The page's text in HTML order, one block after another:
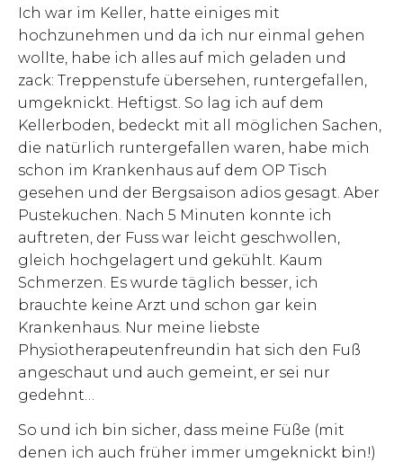
Ich war im Keller, hatte einiges mit
hochzunehmen und da ich nur einmal gehen
wollte, habe ich alles auf mich geladen und
zack: Treppenstufe übersehen, runtergefallen,
umgeknickt. Heftigst. So lag ich auf dem
Kellerboden, bedeckt mit all möglichen Sachen,
die natürlich runtergefallen waren, habe mich
schon im Krankenhaus auf dem OP Tisch
gesehen und der Bergsaison adios gesagt. Aber
Pustekuchen. Nach 5 Minuten konnte ich
auftreten, der Fuss war leicht geschwollen,
gleich hochgelagert und gekühlt. Kaum
Schmerzen. Es wurde täglich besser, ich
brauchte keine Arzt und schon gar kein
Krankenhaus. Nur meine liebste
Physiotherapeutenfreundin hat sich den Fuß
angeschaut und auch gemeint, er sei nur
gedehnt…
So und ich bin sicher, dass meine Füße (mit
denen ich auch früher immer umgeknickt bin!)